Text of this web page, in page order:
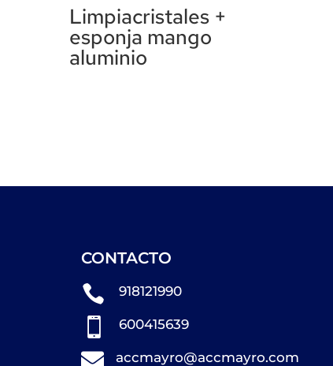
Limpiacristales +
esponja mango
aluminio
CONTACTO
 918121990
 600415639
 accmayro@accmayro.com